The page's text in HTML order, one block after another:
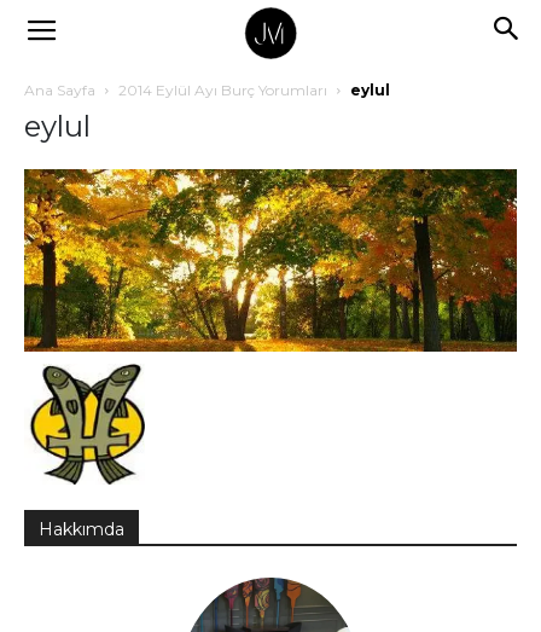
Ana Sayfa 2014 Eylül Ayı Burç Yorumları eylul
eylul
Hakkımda